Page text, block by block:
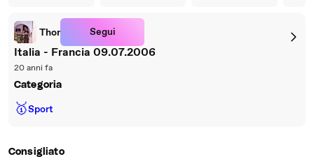
Thor Segui
Italia - Francia 09.07.2006
20 anni fa
Categoria
🥇Sport
Consigliato